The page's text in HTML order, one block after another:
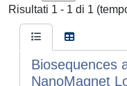
Risultati 1 - 1 di 1
Biosequences
NanoMagnet